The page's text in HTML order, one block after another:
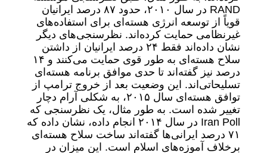
RAND در سال ۲۰۱۰، حدود ۸۷ درصد ایرانیان
قویاً از توسعه انرژی هسته‌ای برای استفاده‌های
غیر‌نظامی حمایت کرده‌اند. نظرسنجی‌های دیگر
نشان داده‌اند فقط ۲۴ درصد ایرانیان از داشتن
سلاح هسته‌ای به طور قوی حمایت می‌کنند و ۱۴
درصد نیز گفته‌اند تا حدی موافق برنامه هسته‌ای
تسلیحاتی‌اند. این وضعیت بعد از خروج ترامپ از
توافق هسته‌ای سال ۲۰۱۵، به شکلی آرام دچار
تغییر شده است. به طور مثال، یک نظرسنجی که
Iran Poll در سال ۲۰۱۴ انجام داده، نشان داده که
۷۱ درصد ایرانی‌ها گفته‌اند ساخت سلاح هسته‌ای
برخلاف آموزه‌های اسلام است. این میزان در